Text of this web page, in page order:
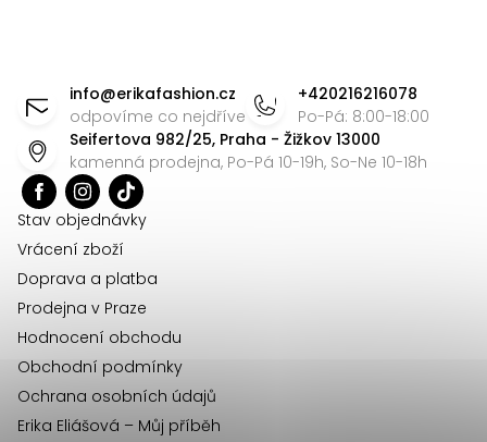
info@erikafashion.cz
odpovíme co nejdříve
+420216216078
Po-Pá: 8:00-18:00
Seifertova 982/25, Praha - Žižkov 13000
kamenná prodejna, Po-Pá 10-19h, So-Ne 10-18h
Stav objednávky
Vrácení zboží
Doprava a platba
Prodejna v Praze
Hodnocení obchodu
Obchodní podmínky
Ochrana osobních údajů
Erika Eliášová – Můj příběh